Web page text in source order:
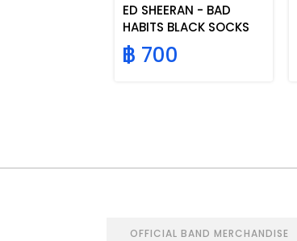
ED SHEERAN - BAD
HABITS BLACK SOCKS
฿ 700
OFFICIAL BAND MERCHANDISE